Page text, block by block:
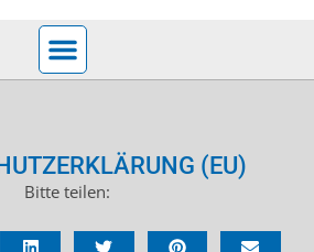
(EU)
Bitte teilen: